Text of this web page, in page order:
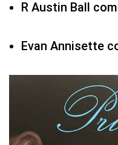
R Austin Ball
Evan Annisette